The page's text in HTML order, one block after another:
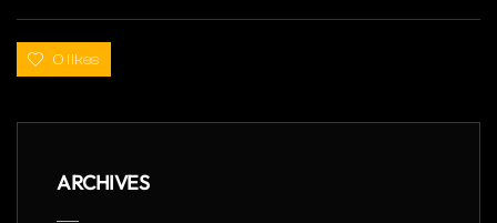
0 likes
ARCHIVES